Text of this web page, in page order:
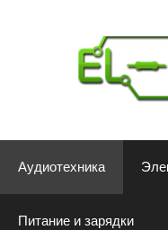
содержимому
Аудиотехника
Питание и зарядки